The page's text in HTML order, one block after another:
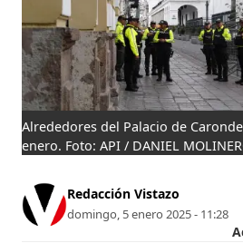
Alrededores del Palacio de
enero. Foto: API / DANIEL
Redacción Vistazo
domingo, 5 enero 2025 - 11:28